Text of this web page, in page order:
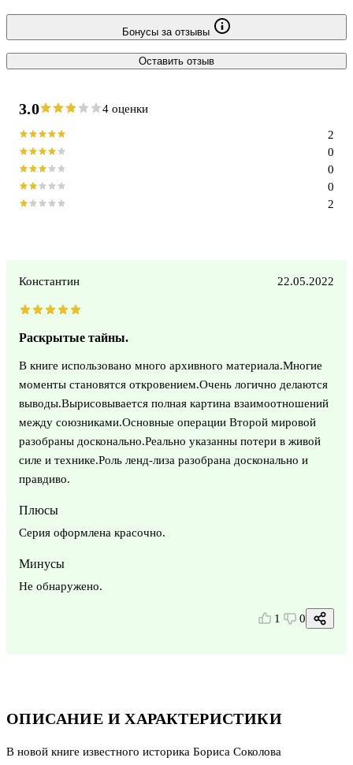
ОПИСАНИЕ И ХАРАКТЕРИСТИКИ
В новой книге известного историка Бориса Соколова
Бонусы за отзывы
Оставить отзыв
3.0 4 оценки
2
0
0
0
2
Константин 22.05.2022
Раскрытые тайны.
В книге использовано много архивного материала.Многие
моменты становятся откровением.Очень логично делаются
выводы.Вырисовывается полная картина взаимоотношений
между союзниками.Основные операции Второй мировой
разобраны досконально.Реально указанны потери в живой
силе и технике.Роль ленд-лиза разобрана досконально и
правдиво.
Плюсы
Серия оформлена красочно.
Минусы
Не обнаружено.
1 0